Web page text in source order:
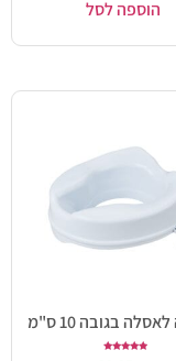
הוספה לסל
בגובה 10 ס"מ